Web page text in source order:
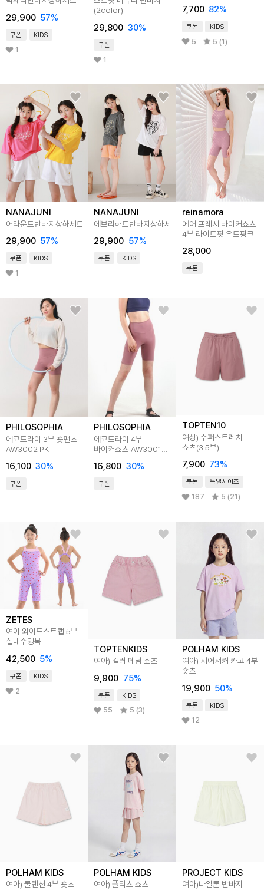
29,900 57%
쿠폰 KIDS
1
(2color)
29,800 30%
쿠폰
1
7,700 82%
쿠폰 KIDS
5 5 (1)
NANAJUNI
어라운드반바지상하세트
29,900 57%
쿠폰 KIDS
1
NANAJUNI
에브리하트반바지상하세트
29,900 57%
쿠폰 KIDS
reinamora
에어 프레시 바이커쇼츠
4부 라이트핏 우드핑크
28,000
쿠폰
PHILOSOPHIA
에코드라이 3부 숏팬츠
AW3002 PK
16,100 30%
쿠폰
PHILOSOPHIA
에코드라이 4부
바이커쇼츠 AW3001
16,800 30%
쿠폰
TOPTEN10
여성) 수퍼스트레치
쇼츠(3.5부)
7,900 73%
쿠폰 특별사이즈
187 5 (21)
ZETES
여아 와이드스트랩 5부
실내수영복
G2i5353
42,500 5%
쿠폰 KIDS
2
TOPTENKIDS
여아) 컬러 데님 쇼츠
9,900 75%
쿠폰 KIDS
55 5 (3)
POLHAM KIDS
여아) 시어서커 카고 4부
숏츠
19,900 50%
쿠폰 KIDS
12
POLHAM KIDS
여아) 쿨텐션 4부 숏츠
POLHAM KIDS
여아) 플리츠 쇼츠
PROJECT KIDS
여아)나일론 반바지